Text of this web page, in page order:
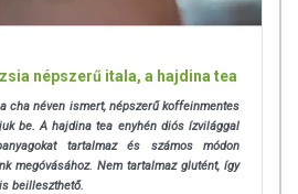
népszerű itala, a hajdina tea
cha néven ismert, népszerű koffeinmentes
be. A hajdina tea enyhén diós ízvilággal
tartalmaz és számos módon
megóvásához. Nem tartalmaz glutént, így
beilleszthető.